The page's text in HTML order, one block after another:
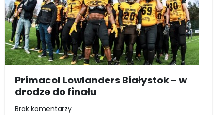
Primacol Lowlanders Białystok - w
drodze do finału
Brak komentarzy